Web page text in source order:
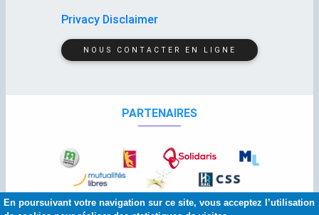
En poursuivant votre navigation sur ce site, vous acceptez l’utilisation
Privacy Disclaimer
NOUS CONTACTER EN LIGNE
PARTENAIRES